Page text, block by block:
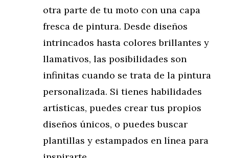
otra parte de tu moto con una capa
fresca de pintura. Desde diseños
intrincados hasta colores brillantes y
llamativos, las posibilidades son
infinitas cuando se trata de la pintura
personalizada. Si tienes habilidades
artísticas, puedes crear tus propios
diseños únicos, o puedes buscar
plantillas y estampados en línea para